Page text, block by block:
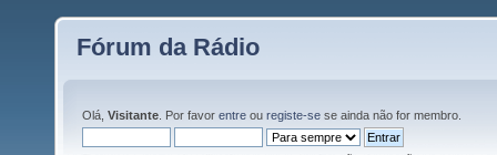
Fórum da Rádio
Olá, Visitante . Por favor entre ou registe-se se ainda não for membro.